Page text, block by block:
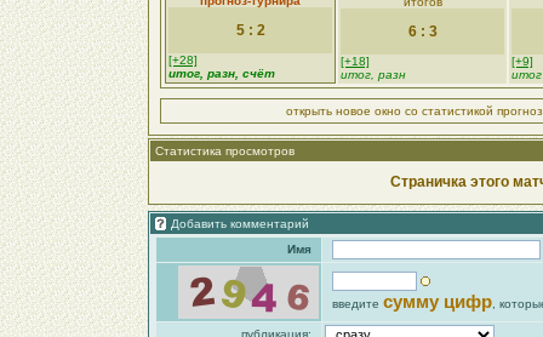
5 : 2
[+28]
итог, разн, счёт
6 : 3
[+18]
итог, разн
[+9]
итог
открыть новое окно со статистикой
Статистика просмотров
Страничка этого
Добавить комментарий
Имя
введите сумму цифр ,
публикация: